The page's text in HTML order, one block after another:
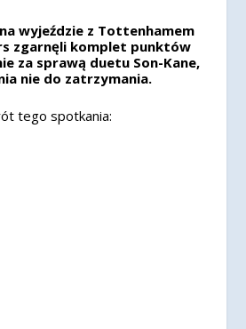
wyjeździe z Tottenhamem
zgarnęli komplet punktów
za sprawą duetu Son-Kane,
nie do zatrzymania.
tego spotkania: